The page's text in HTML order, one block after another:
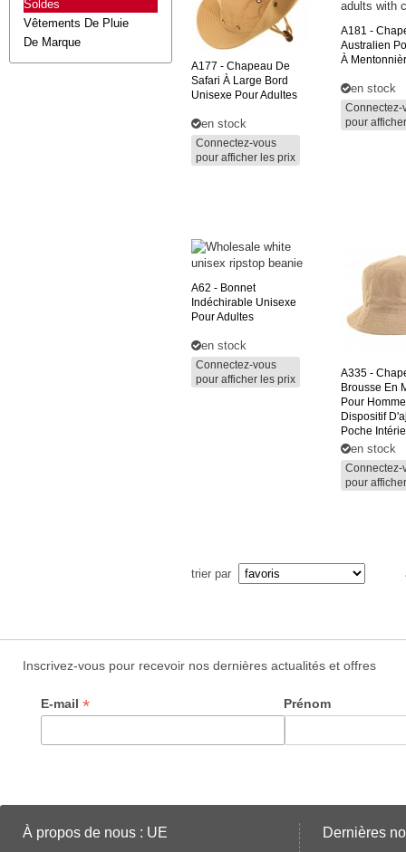
Soldes
Vêtements De Pluie
De Marque
A177 - Chapeau De
Safari À Large Bord
Unisexe Pour Adultes
en stock
Connectez-vous
pour afficher les prix
A181 -
Australien
À
en stock
Connectez-
pour
A62 - Bonnet
Indéchirable Unisexe
Pour Adultes
en stock
Connectez-vous
pour afficher les prix
A335 -
Brousse En
Pour
Dispositif
Poche
en stock
Connectez-
pour
trier par
Inscrivez-vous pour recevoir nos dernières actualités et offres
E-mail * Prénom
À propos de nous : UE Dernières